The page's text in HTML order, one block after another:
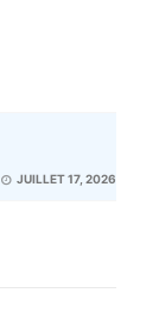
JUILLET 17, 2026